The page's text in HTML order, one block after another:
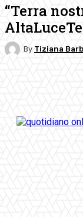
“Terra
By Tiziana